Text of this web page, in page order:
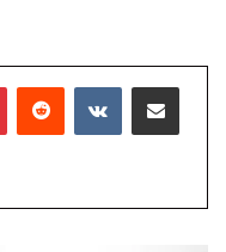
PinterestReddit VKontakteE-Posta ile paylaş